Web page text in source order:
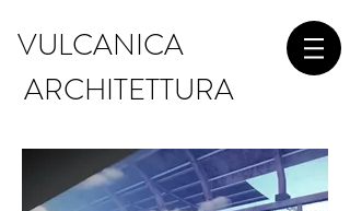
VULCANICA
ARCHITETTURA